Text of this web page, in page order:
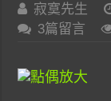
寂寞先生
3篇留言